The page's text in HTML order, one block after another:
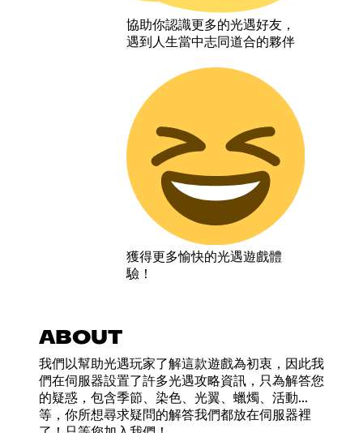
協助你認識更多的光遇好友，
遇到人生當中志同道合的夥伴
獲得更多愉快的光遇遊戲體
驗！
ABOUT
我們以幫助光遇玩家了解這款遊戲為初衷，因此我
們在伺服器設置了許多光遇攻略資訊，只為解答您
的疑惑，包含季節、染色、光翼、蠟燭、活動...
等，你所想尋求疑問的解答我們都放在伺服器裡